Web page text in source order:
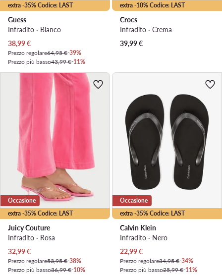
extra -35% Codice: LAST
Guess
Infradito · Bianco
Prezzo attuale
38,99€
Prezzo regolare64,95 €-39%
Prezzo più basso43,99 €-11%
extra -10% Codice: LAST
Crocs
Infradito · Crema
39,99€
extra -35% Codice: LAST
Occasione
Juicy Couture
Infradito · Rosa
Prezzo attuale
32,99€
Prezzo regolare53,95 €-38%
Prezzo più basso36,99 €-10%
extra -35% Codice: LAST
Occasione
Calvin Klein
Infradito · Nero
Prezzo attuale
22,99€
Prezzo regolare34,95 €-34%
Prezzo più basso25,99 €-11%